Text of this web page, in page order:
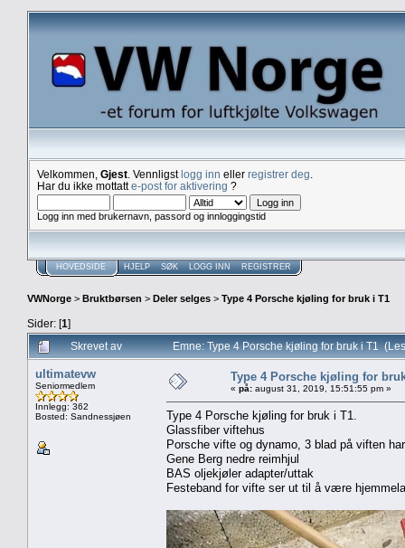
Velkommen, Gjest . Vennligstlogg inn eller registrer deg
Har du ikke mottatte-post for aktivering ?
Logg inn med brukernavn, passord og innloggingstid
HOVEDSIDE HJELP SØK LOGG INN REGISTRER
VWNorge > Bruktbørsen > Deler selges > Type 4 Porsche kjøling for bruk i T1
Sider: [1]
Skrevet av
Emne: Type 4 Porsche kjøling for bruk i T1
ultimatevw
Seniormedlem
Innlegg: 362
Bosted: Sandnessjøen
Type 4 Porsche kjøling for
« på: august 31, 2019, 15:51:55 pm »
Type 4 Porsche kjøling for bruk i T1.
Glassfiber viftehus
Porsche vifte og dynamo, 3 blad på viften
Gene Berg nedre reimhjul
BAS oljekjøler adapter/uttak
Festeband for vifte ser ut til å være